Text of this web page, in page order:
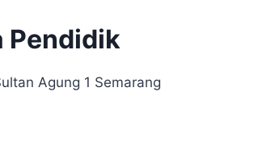
Pendidik
Agung 1 Semarang